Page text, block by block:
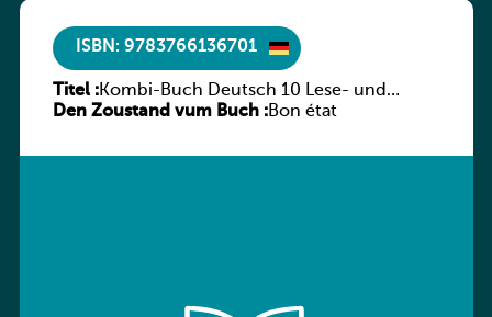
ISBN: 9783766136701
Titel :Kombi-Buch Deutsch 10 Lese- und
Sprachbuch
Den Zoustand vum Buch :Bon état